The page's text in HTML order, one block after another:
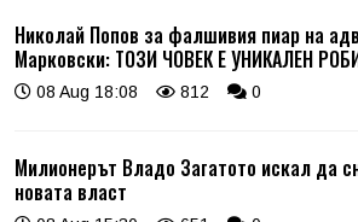
Николай Попов за фалшивия пиар на
Марковски: ТОЗИ ЧОВЕК Е УНИКАЛЕН
08 Aug 18:08 812 0
Милионерът Владо Загатото искал да
новата власт